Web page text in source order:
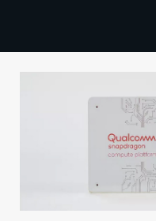
TECHBBS